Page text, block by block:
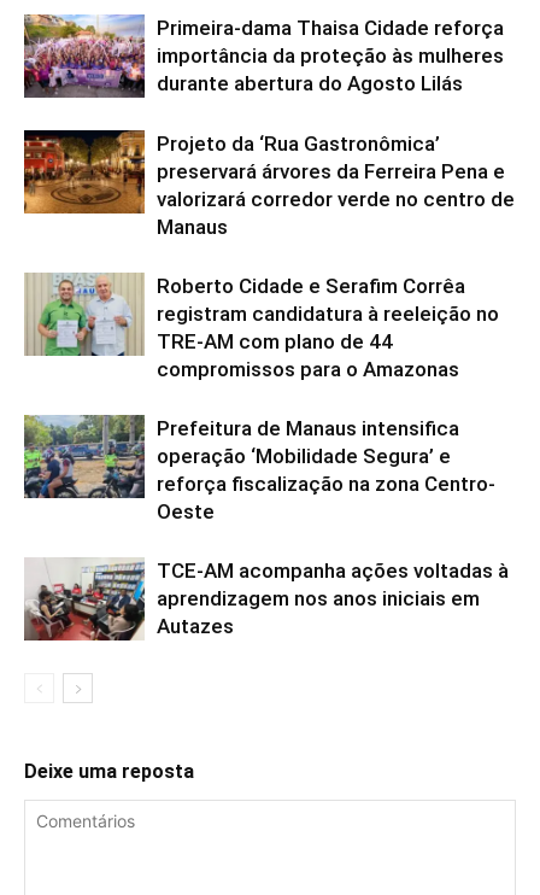
Primeira-dama Thaisa Cidade reforça
importância da proteção às mulheres
durante abertura do Agosto Lilás
Projeto da ‘Rua Gastronômica’
preservará árvores da Ferreira Pena e
valorizará corredor verde no centro de
Manaus
Roberto Cidade e Serafim Corrêa
registram candidatura à reeleição no
TRE-AM com plano de 44
compromissos para o Amazonas
Prefeitura de Manaus intensifica
operação ‘Mobilidade Segura’ e
reforça fiscalização na zona Centro-
Oeste
TCE-AM acompanha ações voltadas à
aprendizagem nos anos iniciais em
Autazes
Deixe uma reposta